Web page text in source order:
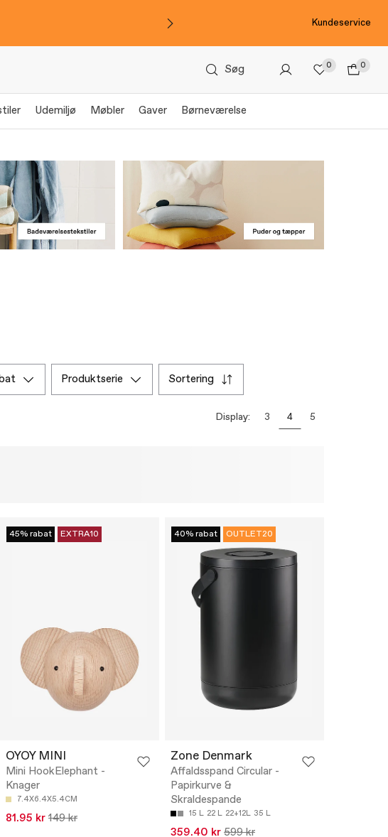
Kundeservice
Søg 0 0
Udemiljø Møbler Gaver Børneværelse
produktserie sortering
Display: 3 4 5
45% rabat EXTRA10
OYOY MINI
Mini HookElephant -
Knager
7.4X6.4X5.4CM
81.95 kr 149 kr
40% rabat OUTLET20
Zone Denmark
Affaldsspand Circular -
Papirkurve &
Skraldespande
15 L 22 L 22+12L 35 L
359.40 kr 599 kr